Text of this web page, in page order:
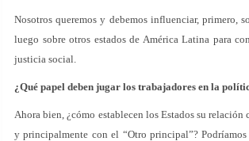
Nosotros queremos y debemos influenciar, primero,
luego sobre otros estados de América Latina para
justicia social.
¿Qué papel deben jugar los trabajadores en la
Ahora bien, ¿cómo establecen los Estados su
y principalmente con el “Otro principal”?